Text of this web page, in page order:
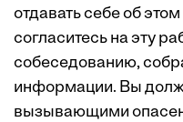
отдавать себе об
согласитесь на эту
собеседованию,
информации. Вы
вызывающими